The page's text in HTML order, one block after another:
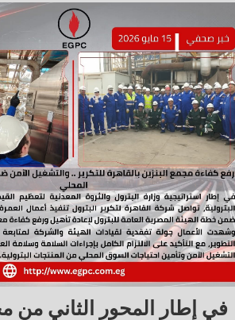
في إطار المحور الثاني من